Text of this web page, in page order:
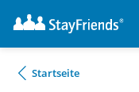
Startseite